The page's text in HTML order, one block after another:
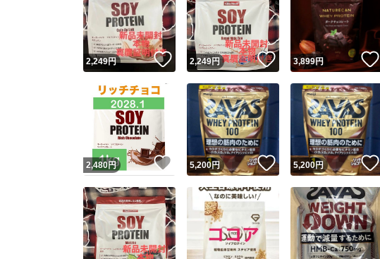
2,249円 いいね！
2,249円 いいね！
3,899円
2,480円 いいね！
5,200円 いいね！
5,200円